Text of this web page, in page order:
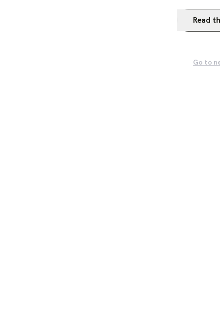
Read
Go to